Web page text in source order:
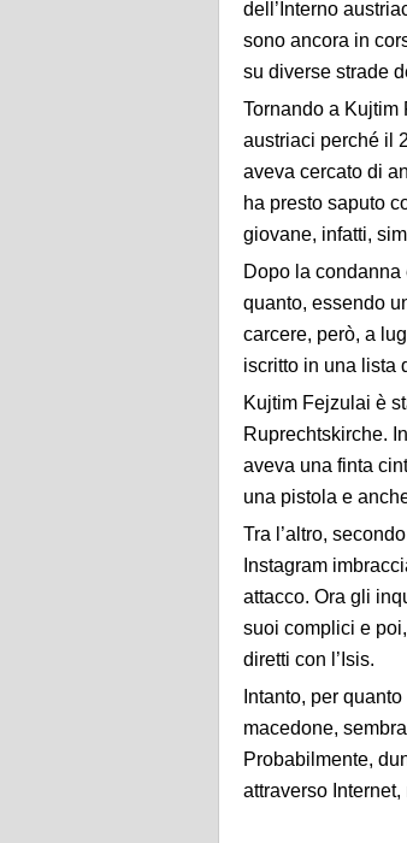
dell’Interno
sono ancora in
su diverse strade
Tornando a Kujtim
austriaci perché il
aveva cercato di
ha presto saputo
giovane, infatti,
Dopo la
quanto, essendo
carcere, però, a
iscritto in una lista
Kujtim Fejzulai è
Ruprechtskirche.
aveva una finta
una pistola e
Tra l’altro,
Instagram
attacco. Ora gli
suoi complici e
diretti con l’Isis.
Intanto, per
macedone,
Probabilmente,
attraverso